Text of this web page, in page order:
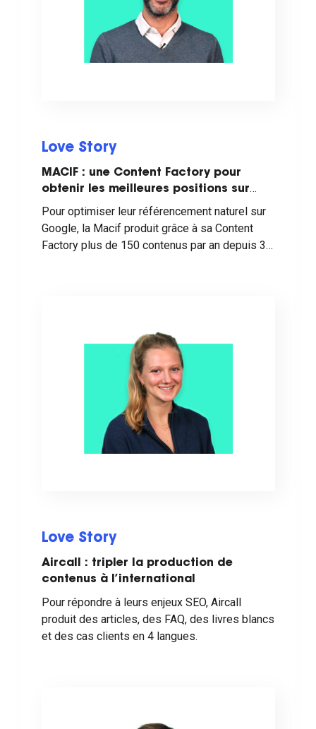
Love Story
MACIF : une Content Factory pour
obtenir les meilleures positions sur
Google
Pour optimiser leur référencement naturel sur
Google, la Macif produit grâce à sa Content
Factory plus de 150 contenus par an depuis 3
Love Story
Aircall : tripler la production de
contenus à l’international
Pour répondre à leurs enjeux SEO, Aircall
produit des articles, des FAQ, des livres blancs
et des cas clients en 4 langues.